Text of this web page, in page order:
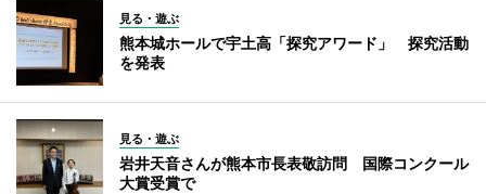
見る・遊ぶ
熊本城ホールで宇土高「探究アワード」 探究活動
を発表
見る・遊ぶ
岩井天音さんが熊本市長表敬訪問 国際コンクール
大賞受賞で